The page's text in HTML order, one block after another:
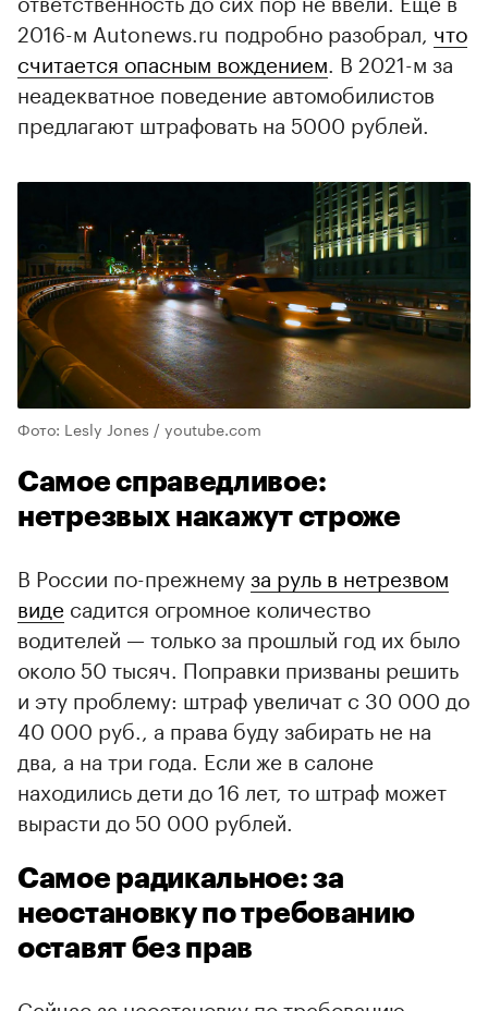
2016-м Autonews.ru подробно разобрал, что
считается опасным вождением . В 2021-м за
неадекватное поведение автомобилистов
предлагают штрафовать на 5000 рублей.
Фото: Lesly Jones / youtube.com
Самое справедливое:
нетрезвых накажут строже
В России по-прежнемуза руль в нетрезвом
виде садится огромное количество
водителей — только за прошлый год их было
около 50 тысяч. Поправки призваны решить
и эту проблему: штраф увеличат с 30 000 до
40 000 руб., а права буду забирать не на
два, а на три года. Если же в салоне
находились дети до 16 лет, то штраф может
вырасти до 50 000 рублей.
Самое радикальное: за
неостановку по требованию
оставят без прав